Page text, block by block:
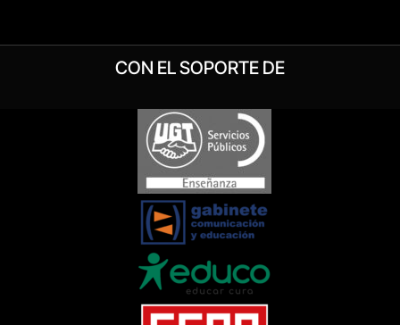
CON EL SOPORTE DE